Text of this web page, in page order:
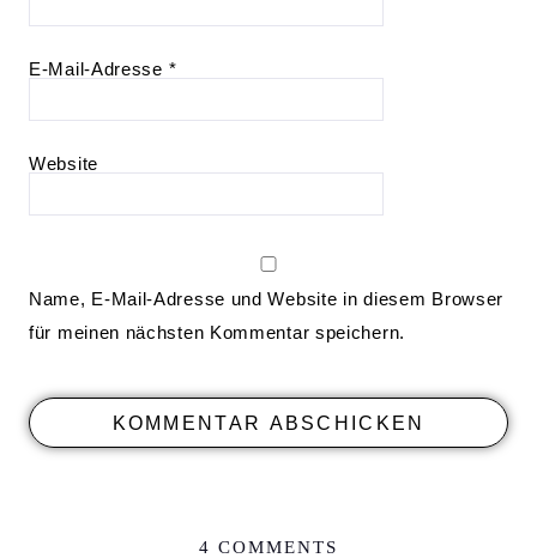
E-Mail-Adresse *
Website
Name, E-Mail-Adresse und Website in diesem Browser
für meinen nächsten Kommentar speichern.
4 COMMENTS